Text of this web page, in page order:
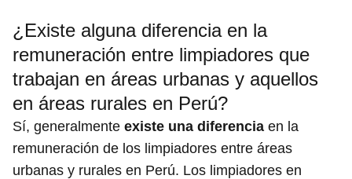
¿Existe alguna diferencia en la
remuneración entre limpiadores que
trabajan en áreas urbanas y aquellos
en áreas rurales en Perú?
Sí, generalmente existe una diferencia en la
remuneración de los limpiadores entre áreas
urbanas y rurales en Perú. Los limpiadores en